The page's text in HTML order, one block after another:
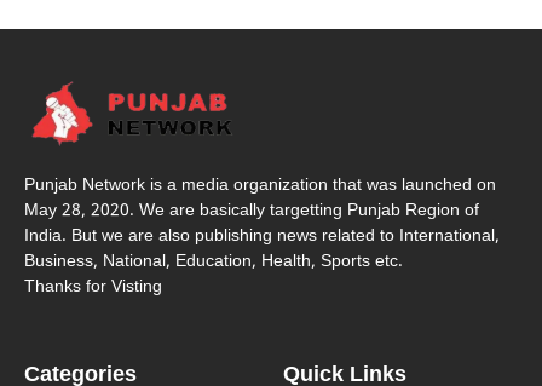
Punjab Network is a media organization that was launched on
May 28, 2020. We are basically targetting Punjab Region of
India. But we are also publishing news related to International,
Business, National, Education, Health, Sports etc.
Thanks for Visting
Categories Quick Links